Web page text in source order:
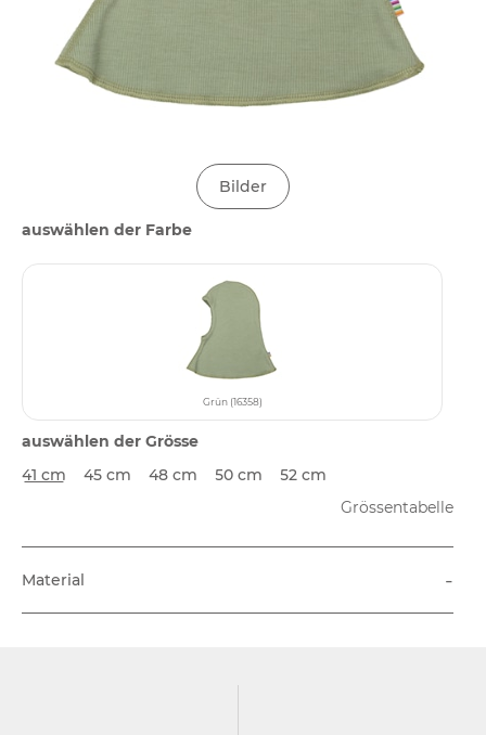
Bilder
auswählen der Farbe
Grün (16358)
auswählen der Grösse
41 cm
45 cm 48 cm 50 cm
52 cm
Grössentabelle
Material -